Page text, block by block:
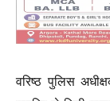
वरिष्ठ पुलिस